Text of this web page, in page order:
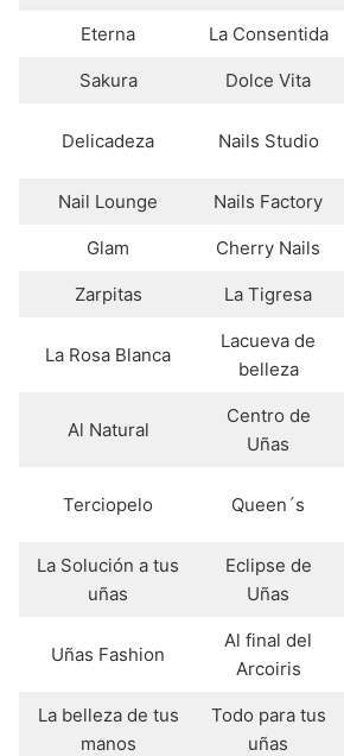
Eterna La Consentida
Sakura Dolce Vita
Delicadeza Nails Studio
Nail Lounge Nails Factory
Glam Cherry Nails
Zarpitas La Tigresa
La Rosa Blanca
Lacueva de
belleza
Al Natural
Centro de
Uñas
Terciopelo Queen´s
La Solución a tus
uñas
Eclipse de
Uñas
Uñas Fashion
Al final del
Arcoiris
La belleza de tus
manos
Todo para tus
uñas